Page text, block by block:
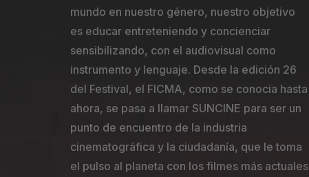
mundo en nuestro género, nuestro objetivo
es educar entreteniendo y concienciar
sensibilizando, con el audiovisual como
instrumento y lenguaje. Desde la edición 26
del Festival, el FICMA, como se conocia hasta
ahora, se pasa a llamar SUNCINE para ser un
punto de encuentro de la industria
cinematográfica y la ciudadanía, que le toma
el pulso al planeta con los filmes más actuales